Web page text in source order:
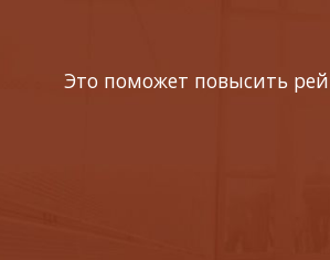
Это поможет повысить